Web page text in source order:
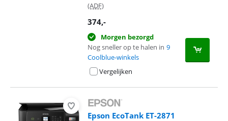
(ADF)
374,-
Morgen bezorgd
Nog sneller op te halen in 9
Coolblue-winkels
Vergelijken
Epson EcoTank ET-2871